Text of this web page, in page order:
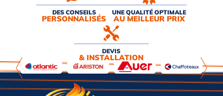
DES CONSEILS
PERSONNALISÉS
UNE QUALITÉ OPTIMALE
AU MEILLEUR PRIX
DEVIS
& INSTALLATION